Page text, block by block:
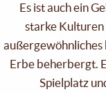
Es ist auch ein
starke Kulturen
außergewöhnliches
Erbe beherbergt.
Spielplatz